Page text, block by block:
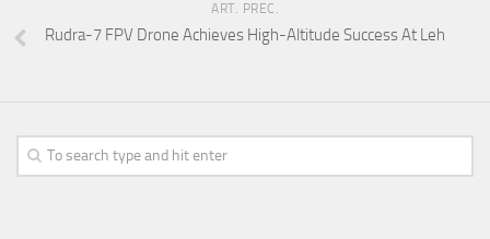
ART. PREC.
Rudra-7 FPV Drone Achieves High-Altitude Success At Leh